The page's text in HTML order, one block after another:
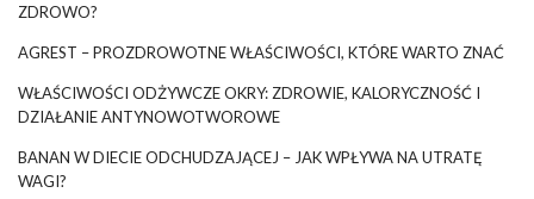
ZDROWO?
AGREST – PROZDROWOTNE WŁAŚCIWOŚCI, KTÓRE WARTO ZNAĆ
WŁAŚCIWOŚCI ODŻYWCZE OKRY: ZDROWIE, KALORYCZNOŚĆ I
DZIAŁANIE ANTYNOWOTWOROWE
BANAN W DIECIE ODCHUDZAJĄCEJ – JAK WPŁYWA NA UTRATĘ
WAGI?